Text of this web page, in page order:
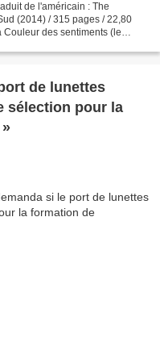
de l'américain : The
(2014) / 315 pages / 22,80
des sentiments (le
de lunettes
sélection pour la